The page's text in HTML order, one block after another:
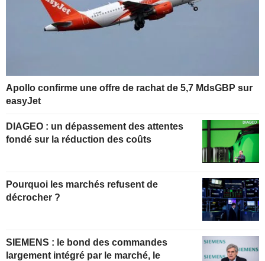
Apollo confirme une offre de rachat de 5,7 MdsGBP sur
easyJet
DIAGEO : un dépassement des attentes
fondé sur la réduction des coûts
Pourquoi les marchés refusent de
décrocher ?
SIEMENS : le bond des commandes
largement intégré par le marché, le